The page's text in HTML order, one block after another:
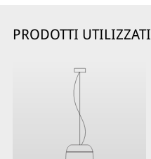
PRODOTTI UTILIZZATI